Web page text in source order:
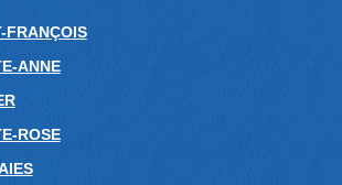
FRANÇOIS
ANNE
ROSE